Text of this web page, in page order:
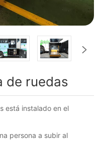

de ruedas
está instalado en el
persona a subir al